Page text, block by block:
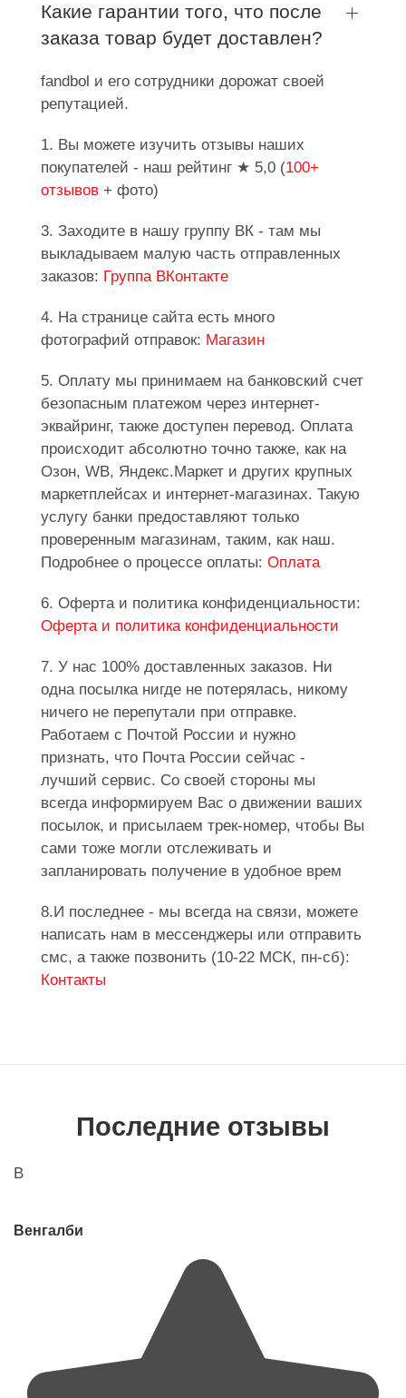
Какие гарантии того, что после
заказа товар будет доставлен?
fandbol и его сотрудники дорожат своей
репутацией.
1. Вы можете изучить отзывы наших
покупателей - наш рейтинг ★ 5,0 (100+
отзывов + фото)
3. Заходите в нашу группу ВК - там мы
выкладываем малую часть отправленных
заказов: Группа ВКонтакте
4. На странице сайта есть много
фотографий отправок: Магазин
5. Оплату мы принимаем на банковский счет
безопасным платежом через интернет-
эквайринг, также доступен перевод. Оплата
происходит абсолютно точно также, как на
Озон, WB, Яндекс.Маркет и других крупных
маркетплейсах и интернет-магазинах. Такую
услугу банки предоставляют только
проверенным магазинам, таким, как наш.
Подробнее о процессе оплаты: Оплата
6. Оферта и политика конфиденциальности:
Оферта и политика конфиденциальности
7. У нас 100% доставленных заказов. Ни
одна посылка нигде не потерялась, никому
ничего не перепутали при отправке.
Работаем с Почтой России и нужно
признать, что Почта России сейчас -
лучший сервис. Со своей стороны мы
всегда информируем Вас о движении ваших
посылок, и присылаем трек-номер, чтобы Вы
сами тоже могли отслеживать и
запланировать получение в удобное врем
8.И последнее - мы всегда на связи, можете
написать нам в мессенджеры или отправить
смс, а также позвонить (10-22 МСК, пн-сб):
Контакты
Последние отзывы
В
Венгалби